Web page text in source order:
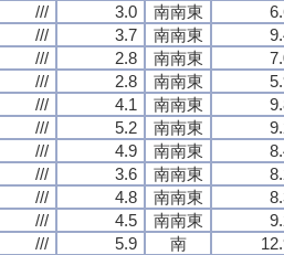
/// 3.0 南南東
/// 3.7 南南東
/// 2.8 南南東
/// 2.8 南南東
/// 4.1 南南東
/// 5.2 南南東
/// 4.9 南南東
/// 3.6 南南東
/// 4.8 南南東
/// 4.5 南南東
/// 5.9 南